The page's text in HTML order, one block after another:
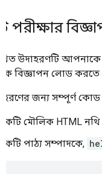
পরীক্ষার
উদাহরণটি
বিজ্ঞাপন লোড করতে
জন্য সম্পূর্ণ কোড
একটি মৌলিক HTML
একটি পাঠ্য সম্পাদকে,